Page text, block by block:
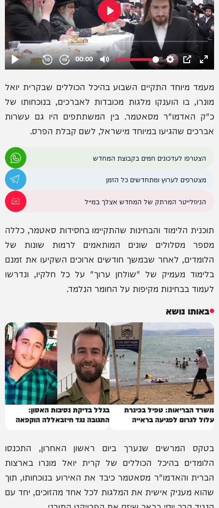
מעמד מיוחד התקיים השבוע בהיכל הכוללים שבקרית יואל
מונרו, בו הוענקו מלגות מכובדות לאברכים, בנוכחותו של
כ"ק האדמו"ר מסאטמר. בין המשתתפים היו גם עשרות
אברכים שהגיעו במיוחד מישראל, לשם קבלת הפרס.
הצטרפו לעדכונים חמים בקבוצת המחדש
מצטרפים לערוץ ומתחדשים כל הזמן
הניוזלייטר המרתק של המחדש אצלך במייל
תוכנית הלימוד והבחינות שהתקיימו בחסידות סאטמר, כללה
מספר מסלולים שונים המותאמים לרמות שונות של
הלומדים, לאחר שבמשך חודשים ארוכים השקיעו את זמנם
בלימוד מעמיק של "שולחן ערוך" על כל חלקיו, ונדרשו
לעמוד בבחינות מקיפות על החומר הנלמד.
באותו נושא
משרד הבריאות: טפיל בכינרת
עלול לגרום לפגיעה בראייה
בגלל בדיקת נסיבות האסון:
התגובה נגד חיזבאללה הוקפאה
בטקס המרשים שנערך ביום ראשון האחרון, התכנסו
הלומדים בהיכל הכוללים של קרית יואל מונרו בארצות
הברית והאדמו"ר מסאטמר כיבד את האירוע בנוכחותו, תוך
שהוא מעניק אישית את המלגות לכל אחד מהזוכים, יחד עם